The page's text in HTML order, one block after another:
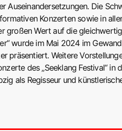
Auseinandersetzungen. Die
Konzerten sowie in
großen Wert auf die
wurde im Mai 2024 im
präsentiert. Weitere
des „Seeklang Festival“ in
als Regisseur und